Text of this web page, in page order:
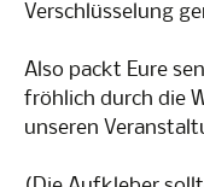
Verschlüsselung
Also packt Eure
fröhlich durch die
unseren